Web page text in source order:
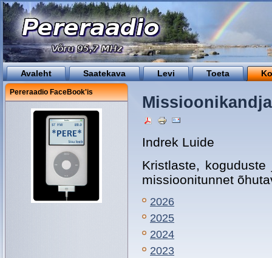
Avaleht Saatekava Levi Toeta
Pereraadio FaceBook'is
Missioonikandja
Indrek Luide
Kristlaste,
missioonitunnet
2026
2025
2024
2023